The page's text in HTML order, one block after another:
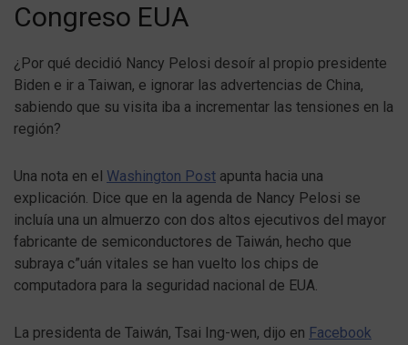
Congreso EUA
¿Por qué decidió Nancy Pelosi desoír al propio presidente
Biden e ir a Taiwan, e ignorar las advertencias de China,
sabiendo que su visita iba a incrementar las tensiones en la
región?
Una nota en el Washington Post apunta hacia una
explicación. Dice que en la agenda de Nancy Pelosi se
incluía una un almuerzo con dos altos ejecutivos del mayor
fabricante de semiconductores de Taiwán, hecho que
subraya c”uán vitales se han vuelto los chips de
computadora para la seguridad nacional de EUA.
La presidenta de Taiwán, Tsai Ing-wen, dijo en Facebook